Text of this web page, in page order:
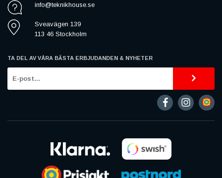
info@teknikhouse.se
Sveavägen 139
113 46 Stockholm
TA DEL AV VÅRA BÄSTA ERBJUDANDEN & NYHETER